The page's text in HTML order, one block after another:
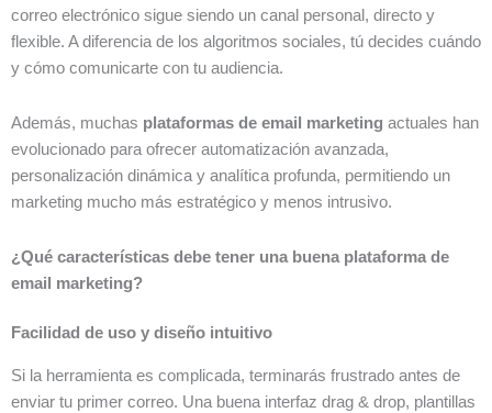
correo electrónico sigue siendo un canal personal, directo y
flexible. A diferencia de los algoritmos sociales, tú decides cuándo
y cómo comunicarte con tu audiencia.
Además, muchas plataformas de email marketing actuales han
evolucionado para ofrecer automatización avanzada,
personalización dinámica y analítica profunda, permitiendo un
marketing mucho más estratégico y menos intrusivo.
¿Qué características debe tener una buena plataforma de
email marketing?
Facilidad de uso y diseño intuitivo
Si la herramienta es complicada, terminarás frustrado antes de
enviar tu primer correo. Una buena interfaz drag & drop, plantillas